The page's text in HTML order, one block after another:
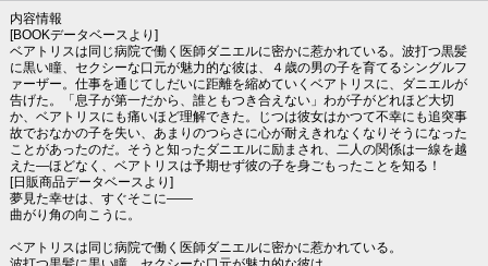
内容情報
[BOOKデータベースより]
ベアトリスは同じ病院で働く医師ダニエルに密かに惹かれている。波打つ黒髪
に黒い瞳、セクシーな口元が魅力的な彼は、４歳の男の子を育てるシングルフ
ァーザー。仕事を通じてしだいに距離を縮めていくベアトリスに、ダニエルが
告げた。「息子が第一だから、誰ともつき合えない」わが子がどれほど大切
か、ベアトリスにも痛いほど理解できた。じつは彼女はかつて不幸にも追突事
故でおなかの子を失い、あまりのつらさに心が耐えきれなくなりそうになった
ことがあったのだ。そうと知ったダニエルに励まされ、二人の関係は一線を越
えた―ほどなく、ベアトリスは予期せず彼の子を身ごもったことを知る！
[日販商品データベースより]
夢見た幸せは、すぐそこに――
曲がり角の向こうに。
ベアトリスは同じ病院で働く医師ダニエルに密かに惹かれている。